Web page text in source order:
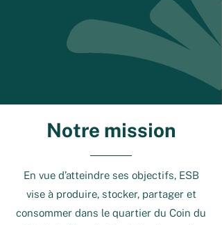
Notre mission
En vue d’atteindre ses objectifs, ESB
vise à produire, stocker, partager et
consommer dans le quartier du Coin du